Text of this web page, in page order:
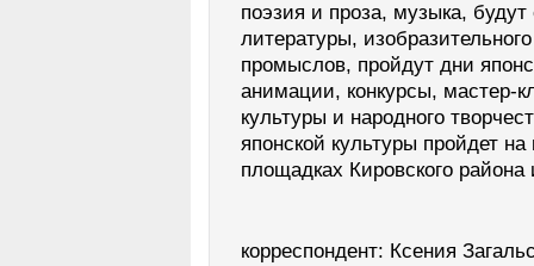
поэзия и проза, музыка,
литературы,
промыслов, пройдут дни
анимации, конкурсы, мастер-
культуры и народного
японской культуры пройдет
площадках Кировского
корреспондент: Ксения